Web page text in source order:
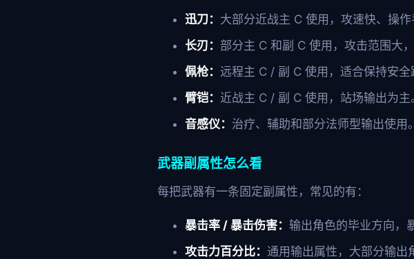
迅刀： 大部分近战主 C 使用，攻速快、操作
长刃： 部分主 C 和副 C 使用，攻击范围大
佩枪： 远程主 C / 副 C 使用，适合保持安全
臂铠： 近战主 C / 副 C 使用，站场输出为主
音感仪： 治疗、辅助和部分法师型输出使用。
武器副属性怎么看
每把武器有一条固定副属性，常见的有：
暴击率 / 暴击伤害： 输出角色的毕业方向，
攻击力百分比： 通用输出属性，大部分输出